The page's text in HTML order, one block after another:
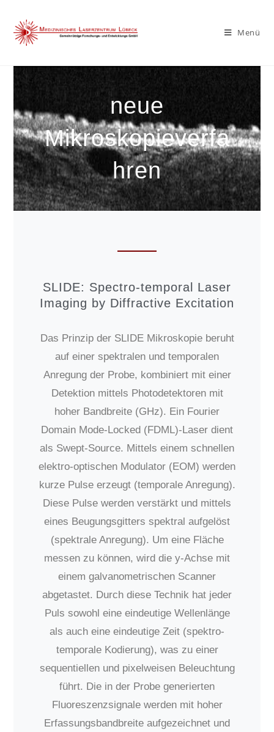
Menü
neue
Mikroskopieverfa
hren
SLIDE: Spectro-temporal Laser
Imaging by Diffractive Excitation
Das Prinzip der SLIDE Mikroskopie beruht
auf einer spektralen und temporalen
Anregung der Probe, kombiniert mit einer
Detektion mittels Photodetektoren mit
hoher Bandbreite (GHz). Ein Fourier
Domain Mode-Locked (FDML)-Laser dient
als Swept-Source. Mittels einem schnellen
elektro-optischen Modulator (EOM) werden
kurze Pulse erzeugt (temporale Anregung).
Diese Pulse werden verstärkt und mittels
eines Beugungsgitters spektral aufgelöst
(spektrale Anregung). Um eine Fläche
messen zu können, wird die y-Achse mit
einem galvanometrischen Scanner
abgetastet. Durch diese Technik hat jeder
Puls sowohl eine eindeutige Wellenlänge
als auch eine eindeutige Zeit (spektro-
temporale Kodierung), was zu einer
sequentiellen und pixelweisen Beleuchtung
führt. Die in der Probe generierten
Fluoreszenzsignale werden mit hoher
Erfassungsbandbreite aufgezeichnet und